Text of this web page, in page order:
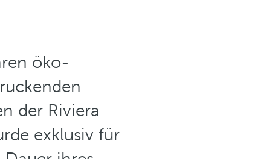
öko-
der Riviera
exklusiv für